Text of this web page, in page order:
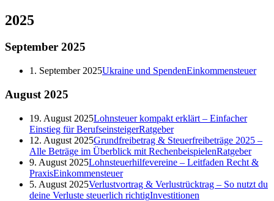
2025
September 2025
1. September 2025Ukraine und SpendenEinkommensteuer
August 2025
19. August 2025Lohnsteuer kompakt erklärt – Einfacher
Einstieg für BerufseinsteigerRatgeber
12. August 2025Grundfreibetrag & Steuerfreibeträge 2025 –
Alle Beträge im Überblick mit RechenbeispielenRatgeber
9. August 2025Lohnsteuerhilfevereine – Leitfaden Recht &
PraxisEinkommensteuer
5. August 2025Verlustvortrag & Verlustrücktrag – So nutzt du
deine Verluste steuerlich richtigInvestitionen